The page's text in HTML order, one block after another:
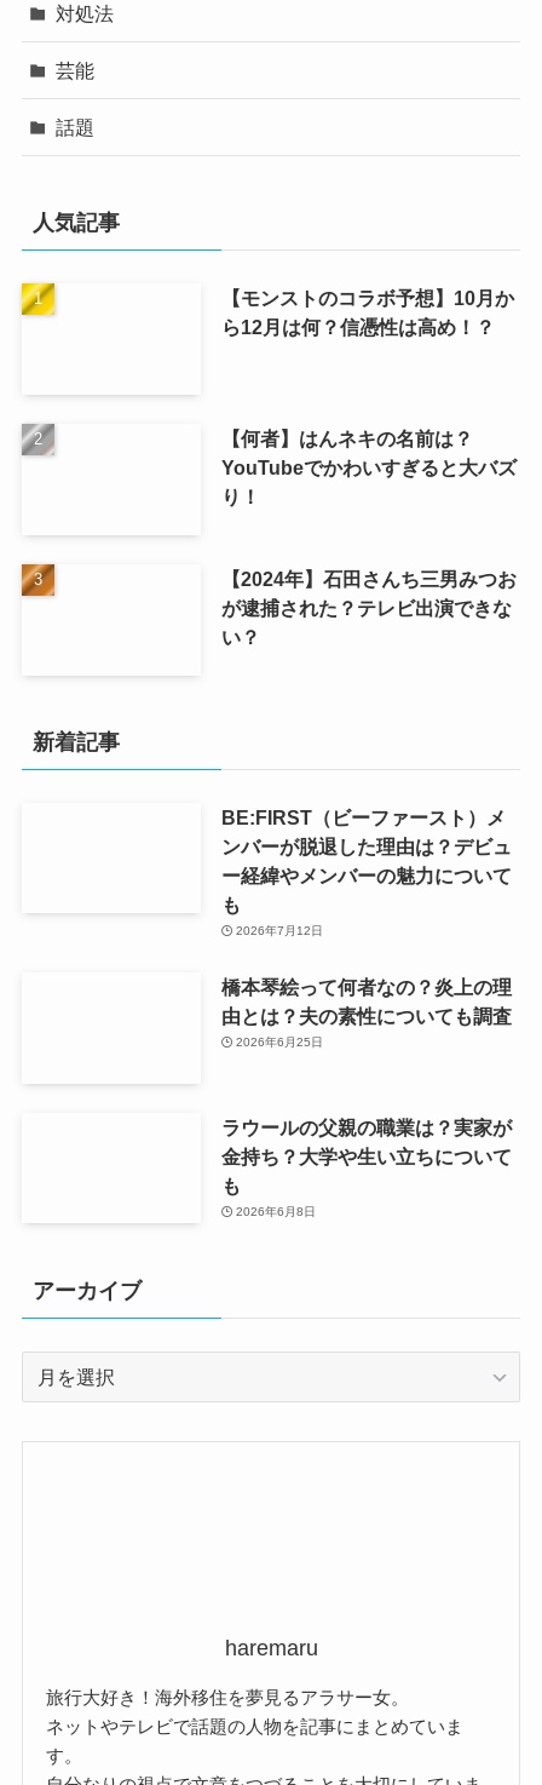
対処法
芸能
話題
人気記事
【モンストのコラボ予想】10月か
ら12月は何？信憑性は高め！？
【何者】はんネキの名前は？
YouTubeでかわいすぎると大バズ
り！
【2024年】石田さんち三男みつお
が逮捕された？テレビ出演できな
い？
新着記事
BE:FIRST（ビーファースト）メ
ンバーが脱退した理由は？デビュ
ー経緯やメンバーの魅力について
も
2026年7月12日
橋本琴絵って何者なの？炎上の理
由とは？夫の素性についても調査
2026年6月25日
ラウールの父親の職業は？実家が
金持ち？大学や生い立ちについて
も
2026年6月8日
アーカイブ
haremaru
旅行大好き！海外移住を夢見るアラサー女。
ネットやテレビで話題の人物を記事にまとめていま
す。